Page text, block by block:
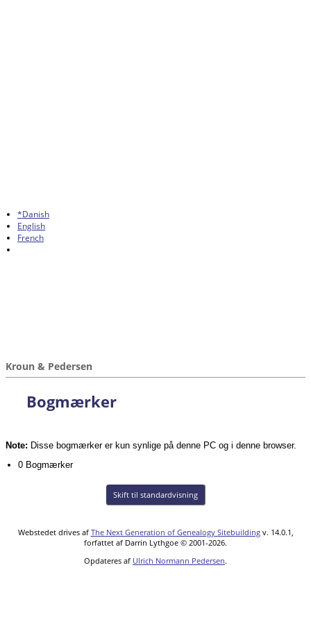
*Danish
English
French
Kroun & Pedersen
Bogmærker
Note: Disse bogmærker er kun synlige på denne PC og i denne browser.
0 Bogmærker
Skift til standardvisning
Webstedet drives af The Next Generation of Genealogy Sitebuildingv. 14.0.1,
forfattet af Darrin Lythgoe © 2001-2026.
Opdateres af Ulrich Normann Pedersen.